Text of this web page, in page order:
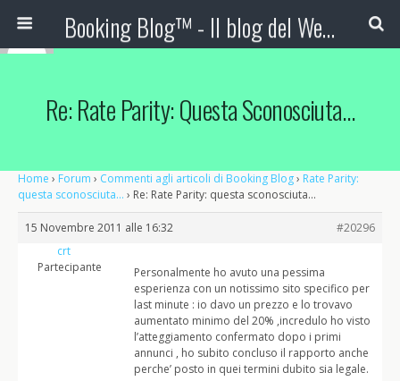
Booking Blog™ - Il blog del Web Marketing Turistico
Re: Rate Parity: Questa Sconosciuta…
Home › Forum › Commenti agli articoli di Booking Blog› Rate Parity:
questa sconosciuta… › Re: Rate Parity: questa sconosciuta…
15 Novembre 2011 alle 16:32
#20296
crt
Partecipante
Personalmente ho avuto una pessima
esperienza con un notissimo sito specifico per
last minute : io davo un prezzo e lo trovavo
aumentato minimo del 20% ,incredulo ho visto
l’atteggiamento confermato dopo i primi
annunci , ho subito concluso il rapporto anche
perche’ posto in quei termini dubito sia legale.